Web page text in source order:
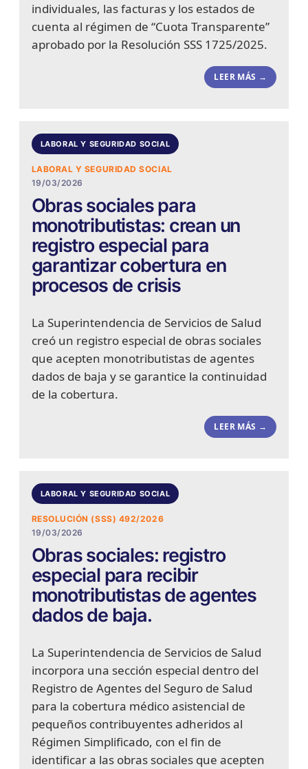
individuales, las facturas y los estados de
cuenta al régimen de “Cuota Transparente”
aprobado por la Resolución SSS 1725/2025.
LEER MÁS →
LABORAL Y SEGURIDAD SOCIAL
LABORAL Y SEGURIDAD SOCIAL
19/03/2026
Obras sociales para
monotributistas: crean un
registro especial para
garantizar cobertura en
procesos de crisis
La Superintendencia de Servicios de Salud
creó un registro especial de obras sociales
que acepten monotributistas de agentes
dados de baja y se garantice la continuidad
de la cobertura.
LEER MÁS →
LABORAL Y SEGURIDAD SOCIAL
RESOLUCIÓN (SSS) 492/2026
19/03/2026
Obras sociales: registro
especial para recibir
monotributistas de agentes
dados de baja.
La Superintendencia de Servicios de Salud
incorpora una sección especial dentro del
Registro de Agentes del Seguro de Salud
para la cobertura médico asistencial de
pequeños contribuyentes adheridos al
Régimen Simplificado, con el fin de
identificar a las obras sociales que acepten